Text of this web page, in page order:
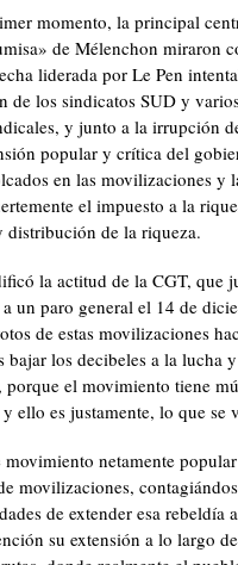
momento, la principal
de Mélenchon miraron
liderada por Le Pen
de los sindicatos SUD y
y junto a la irrupción
popular y crítica del
en las movilizaciones
el impuesto a la
distribución de la riqueza.
la actitud de la CGT, que
un paro general el 14 de
de estas movilizaciones
bajar los decibeles a la lucha
porque el movimiento tiene
ello es justamente, lo que se
movimiento netamente
movilizaciones,
de extender esa rebeldía
su extensión a lo largo